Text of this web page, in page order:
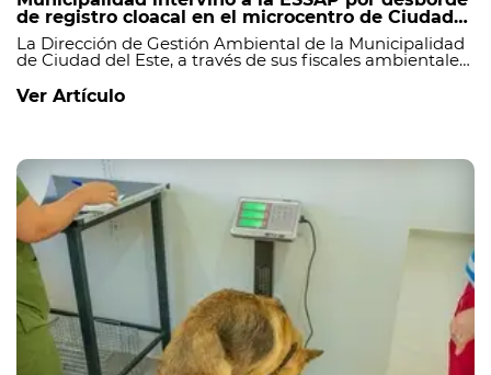
de registro cloacal en el microcentro de Ciudad
del Este
La Dirección de Gestión Ambiental de la Municipalidad
de Ciudad del Este, a través de sus fiscales ambientales,
Sanitarios del Paraguay (ESSAP) tras constatar el
colmatado de uno de los registros cloacales ubicado
Ver Artículo